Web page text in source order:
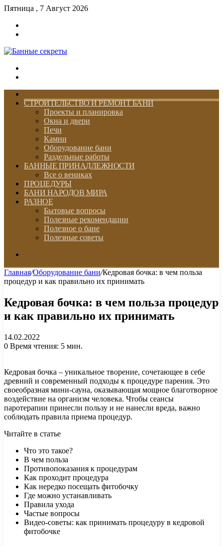
Пятница , 7 Август 2026
СТРОИТЕЛЬСТВО И РЕМОНТ БАНИ
Проекты и планировка
Окна и двери
Печи
Камни
Оборудование бани
Раздельные работы
БАННЫЕ ПРИНАДЛЕЖНОСТИ
Все о вениках
ПРОЦЕДУРЫ
БАНИ НАРОДОВ МИРА
РАЗНОЕ
Бытовые вопросы
Полезные рекомендации
Полезное о бане
Полезные советы
Главная/Оборудование бани/Кедровая бочка: в чем польза
процедур и как правильно их принимать
Кедровая бочка: в чем польза процедур
и как правильно их принимать
14.02.2022
0 Время чтения: 5 мин.
Кедровая бочка – уникальное творение, сочетающее в себе
древний и современный подходы к процедуре парения. Это
своеобразная мини-сауна, оказывающая мощное благотворное
воздействие на организм человека. Чтобы сеансы
паротерапии принесли пользу и не нанесли вреда, важно
соблюдать правила приема процедур.
Читайте в статье
Что это такое?
В чем польза
Противопоказания к процедурам
Как проходит процедура
Как нередко посещать фитобочку
Где можно устанавливать
Правила ухода
Частые вопросы
Видео-советы: как принимать процедуру в кедровой
фитобочке